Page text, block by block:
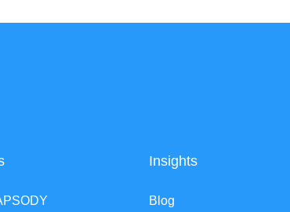
Insights
Blog